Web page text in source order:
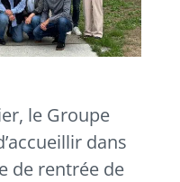
le Groupe
dans
de rentrée de